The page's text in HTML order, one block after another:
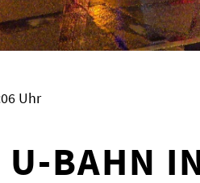
Uhr
U-BAHN